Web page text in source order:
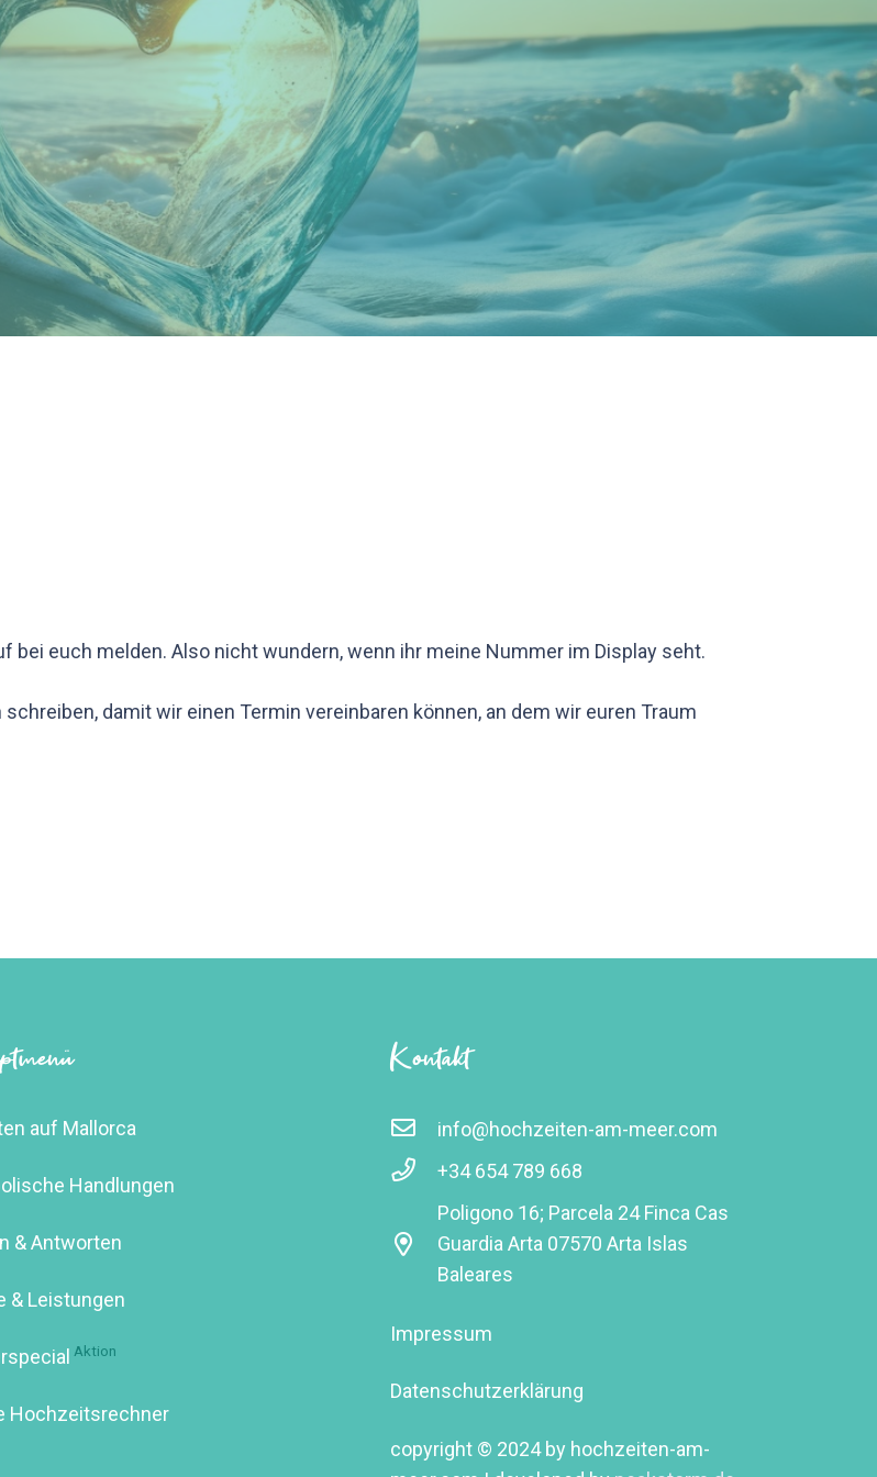
bei euch melden. Also nicht wundern, wenn ihr meine Nummer im Display seht.
damit wir einen Termin vereinbaren können, an dem wir euren Traum
auf Mallorca
Handlungen
& Antworten
& Leistungen
Aktion
Hochzeitsrechner
Kontakt
info@hochzeiten-am-meer.com
+34 654 789 668
Poligono 16; Parcela 24 Finca Cas
Guardia Arta 07570 Arta Islas
Baleares
Impressum
Datenschutzerklärung
copyright © 2024 by hochzeiten-am-